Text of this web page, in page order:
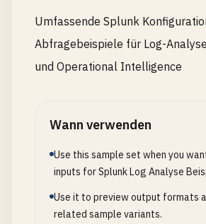
Umfassende Splunk
Abfragebeispiele für Log-
und Operational Intelligence
Wann verwenden
Use this sample set when you
inputs for Splunk Log Analyse
Use it to preview output formats
related sample variants.